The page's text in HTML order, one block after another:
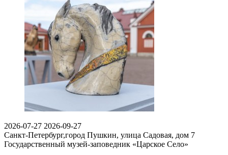
2026-07-27 2026-09-27
Санкт-Петербург,город Пушкин, улица Садовая, дом 7
Государственный музей-заповедник «Царское Село»